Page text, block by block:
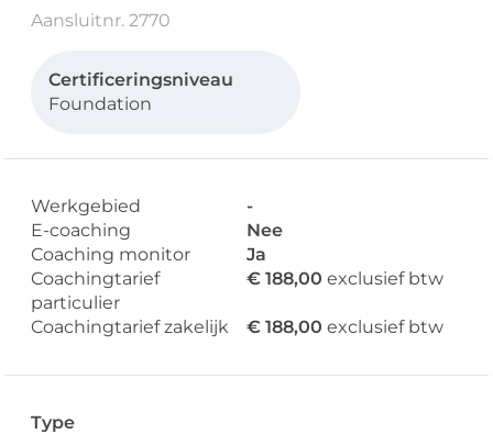
Aansluitnr. 2770
Certificeringsniveau
Foundation
Werkgebied
-
E-coaching
Nee
Coaching monitor
Ja
Coachingtarief
particulier
€ 188,00 exclusief btw
Coachingtarief zakelijk € 188,00 exclusief btw
Type